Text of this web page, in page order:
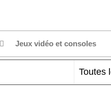
Jeux vidéo et consoles